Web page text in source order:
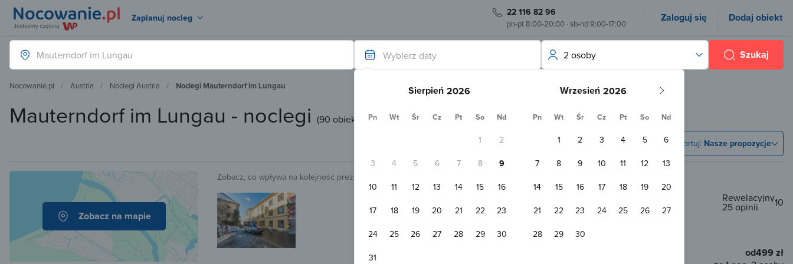
Zaplanuj nocleg 22 116 82 96
pn-pt 8:00-20:00 · sb-nd 9:00-17:00 Zaloguj się Dodaj obiekt
Wybierz daty
Sierpień Wrzesień
Pn Wt Śr Cz Pt So Nd Pn Wt Śr Cz Pt So Nd
1
2
3
4 5 6 7 8
9
10
11 12 13 14 15
16
17
18 19 20 21 22
23
24
25 26 27 28 29
30
31
1 2 3 4 5
6
7
8 9 10 11 12
13
14
15 16 17 18 19
20
21
22 23 24 25 26
27
28
29 30
2 osoby Szukaj
Nocowanie.pl Austria Noclegi Austria Noclegi Mauterndorf im Lungau
Mauterndorf im Lungau - noclegi (90 obiektów)
Sortuj: Nasze propozycje
Zobacz, co wpływa na kolejność prezentowanych obiektów.
Hotel Neuwirt Mauterndorf
10
Rewelacyjny
25 opinii
Darmowy parking Plac zabaw
WiFi
od499 zł
Zobacz na mapie